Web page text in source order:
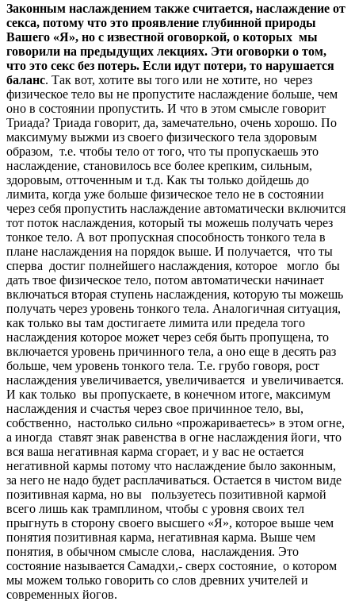
Законным наслаждением также считается, наслаждение от
секса, потому что это проявление глубинной природы
Вашего «Я», но с известной оговоркой, о которых мы
говорили на предыдущих лекциях. Эти оговорки о том,
что это секс без потерь. Если идут потери, то нарушается
баланс. Так вот, хотите вы того или не хотите, но через
физическое тело вы не пропустите наслаждение больше, чем
оно в состоянии пропустить. И что в этом смысле говорит
Триада? Триада говорит, да, замечательно, очень хорошо. По
максимуму выжми из своего физического тела здоровым
образом, т.е. чтобы тело от того, что ты пропускаешь это
наслаждение, становилось все более крепким, сильным,
здоровым, отточенным и т.д. Как ты только дойдешь до
лимита, когда уже больше физическое тело не в состоянии
через себя пропустить наслаждение автоматически включится
тот поток наслаждения, который ты можешь получать через
тонкое тело. А вот пропускная способность тонкого тела в
плане наслаждения на порядок выше. И получается, что ты
сперва достиг полнейшего наслаждения, которое могло бы
дать твое физическое тело, потом автоматически начинает
включаться вторая ступень наслаждения, которую ты можешь
получать через уровень тонкого тела. Аналогичная ситуация,
как только вы там достигаете лимита или предела того
наслаждения которое может через себя быть пропущена, то
включается уровень причинного тела, а оно еще в десять раз
больше, чем уровень тонкого тела. Т.е. грубо говоря, рост
наслаждения увеличивается, увеличивается и увеличивается.
И как только вы пропускаете, в конечном итоге, максимум
наслаждения и счастья через свое причинное тело, вы,
собственно, настолько сильно «прожариваетесь» в этом огне,
а иногда ставят знак равенства в огне наслаждения йоги, что
вся ваша негативная карма сгорает, и у вас не остается
негативной кармы потому что наслаждение было законным,
за него не надо будет расплачиваться. Остается в чистом виде
позитивная карма, но вы пользуетесь позитивной кармой
всего лишь как трамплином, чтобы с уровня своих тел
прыгнуть в сторону своего высшего «Я», которое выше чем
понятия позитивная карма, негативная карма. Выше чем
понятия, в обычном смысле слова, наслаждения. Это
состояние называется Самадхи,- сверх состояние, о котором
мы можем только говорить со слов древних учителей и
современных йогов.